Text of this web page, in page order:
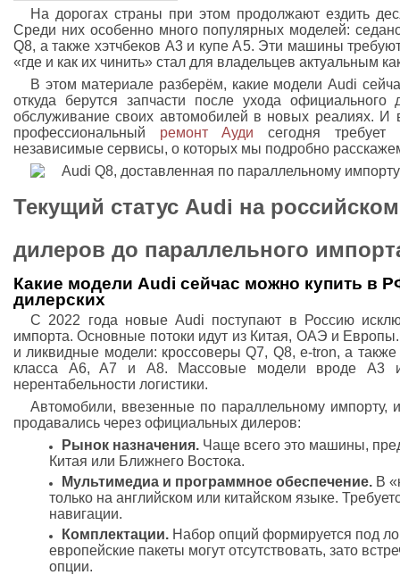
На дорогах страны при этом продолжают ездить
Среди них особенно много популярных моделей:
Q8, а также хэтчбеков A3 и купе A5. Эти машины
«где и как их чинить» стал для владельцев актуальным
В этом материале разберём, какие модели Audi
откуда берутся запчасти после ухода
обслуживание своих автомобилей в новых реалиях. И
профессиональный ремонт Ауди сегодня требует
независимые сервисы, о которых мы подробно
Текущий статус Audi на
дилеров до параллельного
Какие модели Audi сейчас можно купить в
дилерских
С 2022 года новые Audi поступают в Россию
импорта. Основные потоки идут из Китая, ОАЭ и
и ликвидные модели: кроссоверы Q7, Q8, e-tron, а также
класса A6, A7 и A8. Массовые модели вроде A3
нерентабельности логистики.
Автомобили, ввезенные по параллельному импорту,
продавались через официальных дилеров:
Рынок назначения. Чаще всего это машины,
Китая или Ближнего Востока.
Мультимедиа и программное обеспечение. В
только на английском или китайском языке.
навигации.
Комплектации. Набор опций формируется под
европейские пакеты могут отсутствовать, зато
опции.